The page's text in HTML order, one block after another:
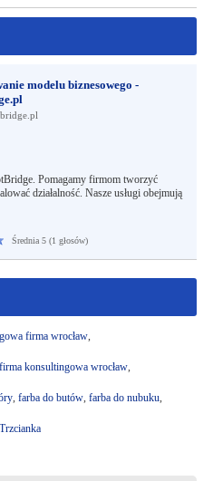
modelu biznesowego -
Pomagamy firmom tworzyć
działalność. Nasze usługi obejmują
Średnia 5 (1 głosów)
firma wrocław,
firma konsultingowa wrocław,
, farba do butów, farba do nubuku,